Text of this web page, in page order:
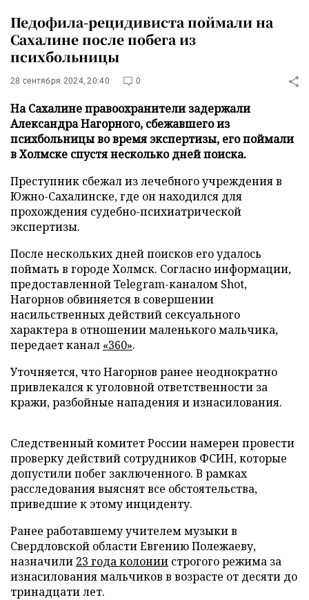
Педофила-рецидивиста поймали на
Сахалине после побега из
психбольницы
28 сентября 2024, 20:40 0
На Сахалине правоохранители задержали
Александра Нагорного, сбежавшего из
психбольницы во время экспертизы, его поймали
в Холмске спустя несколько дней поиска.
Преступник сбежал из лечебного учреждения в
Южно-Сахалинске, где он находился для
прохождения судебно-психиатрической
экспертизы.
После нескольких дней поисков его удалось
поймать в городе Холмск. Согласно информации,
предоставленной Telegram-каналом Shot,
Нагорнов обвиняется в совершении
насильственных действий сексуального
характера в отношении маленького мальчика,
передает канал «360».
Уточняется, что Нагорнов ранее неоднократно
привлекался к уголовной ответственности за
кражи, разбойные нападения и изнасилования.
Следственный комитет России намерен провести
проверку действий сотрудников ФСИН, которые
допустили побег заключенного. В рамках
расследования выяснят все обстоятельства,
приведшие к этому инциденту.
Ранее работавшему учителем музыки в
Свердловской области Евгению Полежаеву,
назначили 23 года колонии строгого режима за
изнасилования мальчиков в возрасте от десяти до
тринадцати лет.